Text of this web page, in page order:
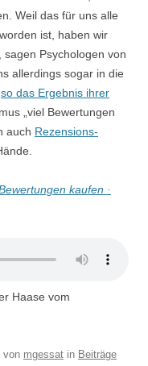
Weil das für uns alle
ist, haben wir
Psychologen von
allerdings sogar in die
so das Ergebnis ihrer
„viel Bewertungen
auch Rezensions-
kaufen ·
Haase vom
von mgessat in Beiträge